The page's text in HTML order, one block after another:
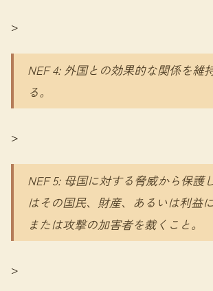
>
NEF 4: 外国との効果的な関係を維
る。
>
NEF 5: 母国に対する脅威から保護
はその国民、財産、あるいは利益
または攻撃の加害者を裁くこと。
>